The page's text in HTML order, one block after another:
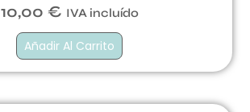
10,00 € IVA incluído
Añadir Al Carrito